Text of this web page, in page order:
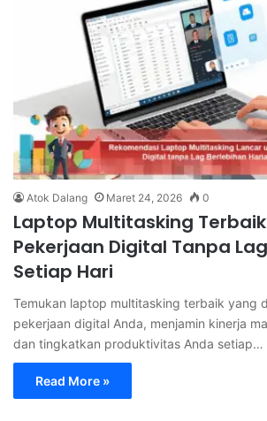
Atok Dalang Maret 24, 2026 0
Laptop Multitasking
Pekerjaan Digital Tanpa
Setiap Hari
Temukan laptop multitasking terbaik yang
pekerjaan digital Anda, menjamin kinerja
dan tingkatkan produktivitas Anda setiap…
Read More »